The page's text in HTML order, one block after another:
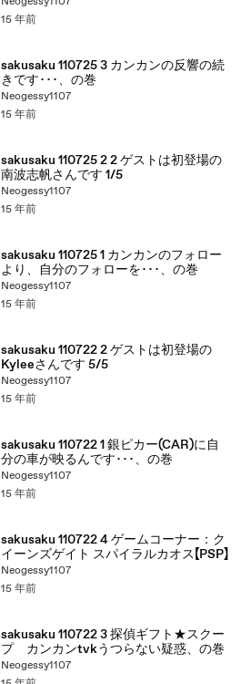
15 年前
sakusaku 110725 3 カンカンの反響の続
きです･･･、の巻
Neogessy1107
15 年前
sakusaku 110725 2 2 ゲストは初登場の
南波志帆さんです 1/5
Neogessy1107
15 年前
sakusaku 110725 1 カンカンのフォロー
より、自分のフォローを･･･、の巻
Neogessy1107
15 年前
sakusaku 110722 2 ゲストは初登場の
Kyleeさんです 5/5
Neogessy1107
15 年前
sakusaku 110722 1 銀ピカー(CAR)に自
分の車が映るんです･･･、の巻
Neogessy1107
15 年前
sakusaku 110722 4 ゲームコーナー：ク
イーンズゲイト スパイラルカオス【PSP】
Neogessy1107
15 年前
sakusaku 110722 3 探偵ギフト★スクー
プ カンカンtvkうつらない疑惑、の巻
Neogessy1107